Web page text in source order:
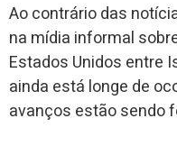
Ao contrário das
na mídia informal
Estados Unidos entre
ainda está longe de
avanços estão sendo